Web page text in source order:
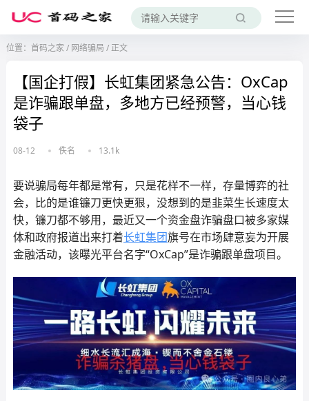
位置： 首码之家 / 网络骗局 /正文
【国企打假】长虹集团紧急公告：OxCap
是诈骗跟单盘，多地方已经预警，当心钱
袋子
08-12 佚名 13.1k
要说骗局每年都是常有，只是花样不一样，存量博弈的社
会，比的是谁镰刀更快更狠，没想到的是韭菜生长速度太
快，镰刀都不够用，最近又一个资金盘诈骗盘口被多家媒
体和政府报道出来打着长虹集团旗号在市场肆意妄为开展
金融活动，该曝光平台名字“OxCap”是诈骗跟单盘项目。